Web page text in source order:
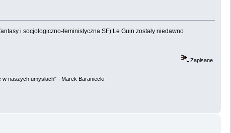
i socjologiczno-feministyczna SF) Le Guin zostały niedawno
Zapisane
naszych umysłach" - Marek Baraniecki